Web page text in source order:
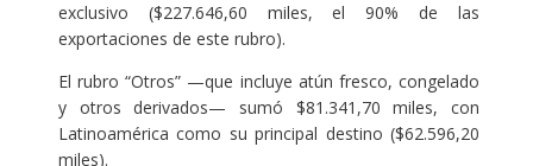
exclusivo ($227.646,60 miles, el 90% de las
exportaciones de este rubro).
El rubro “Otros” —que incluye atún fresco, congelado
y otros derivados— sumó $81.341,70 miles, con
Latinoamérica como su principal destino ($62.596,20
miles).